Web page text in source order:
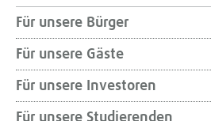
Für unsere Bürger
Für unsere Gäste
Für unsere Investoren
Für unsere Studierenden